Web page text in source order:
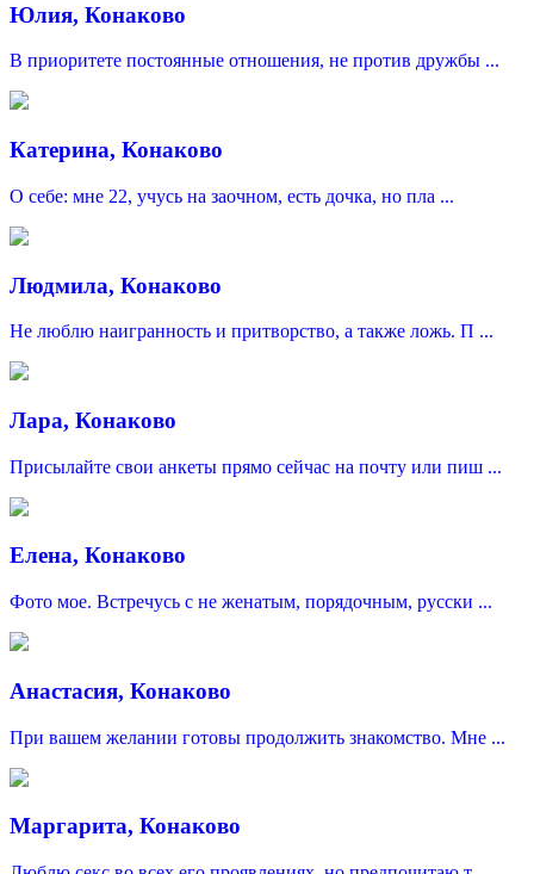
Юлия, Конаково
В приоритете постоянные отношения, не против дружбы ...
Катерина, Конаково
О себе: мне 22, учусь на заочном, есть дочка, но пла ...
Людмила, Конаково
Не люблю наигранность и притворство, а также ложь. П ...
Лара, Конаково
Присылайте свои анкеты прямо сейчас на почту или пиш ...
Елена, Конаково
Фото мое. Встречусь с не женатым, порядочным, русски ...
Анастасия, Конаково
При вашем желании готовы продолжить знакомство. Мне ...
Маргарита, Конаково